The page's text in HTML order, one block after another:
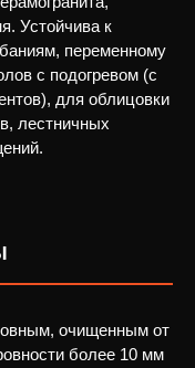
Устойчива к
переменному
с подогревом (с
для облицовки
лестничных
очищенным от
более 10 мм